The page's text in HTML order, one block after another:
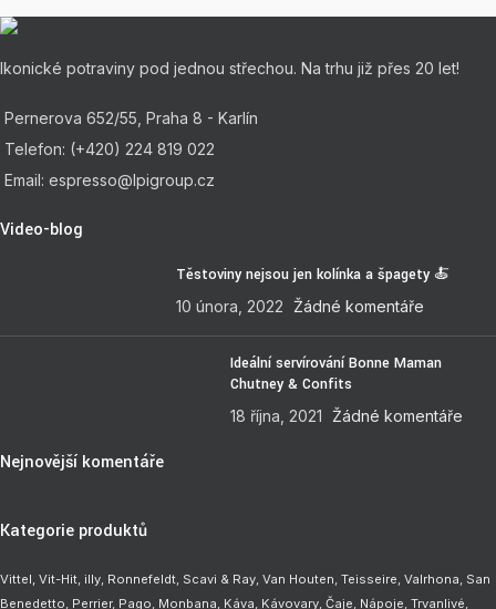
Ikonické potraviny pod jednou střechou. Na trhu již přes 20 let!
Pernerova 652/55, Praha 8 - Karlín
Telefon: (+420) 224 819 022
Email: espresso@lpigroup.cz
Video-blog
Těstoviny nejsou jen kolínka a špagety 🍝
10 února, 2022 Žádné komentáře
Ideální servírování Bonne Maman
Chutney & Confits
18 října, 2021 Žádné komentáře
Nejnovější komentáře
Kategorie produktů
Vittel, Vit-Hit illy Ronnefeldt Scavi & Ray Van Houten Teisseire Valrhona San
Benedetto Perrier, Pago Monbana Káva Kávovary Čaje Nápoje Trvanlivé